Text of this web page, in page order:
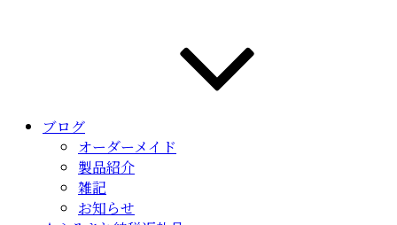
ブログ
オーダーメイド
製品紹介
雑記
お知らせ